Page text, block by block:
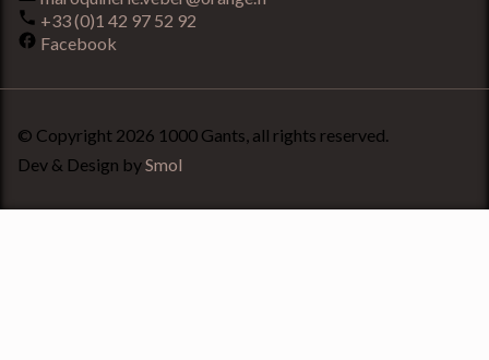
+33 (0)1 42 97 52 92
Facebook
© Copyright 2026 1000 Gants, all rights reserved.
Dev & Design bySmol